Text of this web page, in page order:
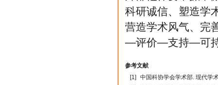
科研诚信、塑造学
营造学术风气、完
—评价—支持—可持
参考文献
[1]
中国科协学会学术部. 现代学